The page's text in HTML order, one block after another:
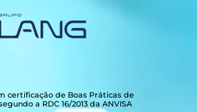
certificação de Boas Práticas de
a RDC 16/2013 da ANVISA